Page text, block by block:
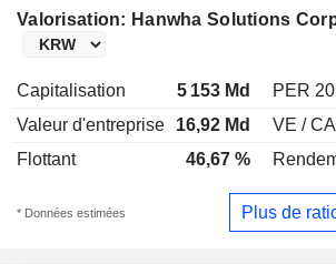
Valorisation: Hanwha Solutions
Capitalisation 5 153 Md PER
Valeur d'entreprise
16,92 Md VE /
Flottant
46,67 %
* Données estimées Plus de